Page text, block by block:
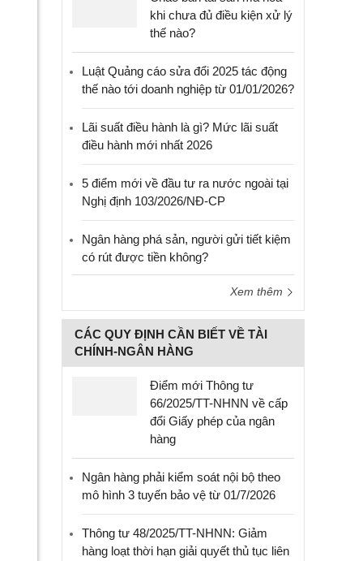
khi chưa đủ điều kiện xử lý
thế nào?
Luật Quảng cáo sửa đổi 2025 tác động
thế nào tới doanh nghiệp từ 01/01/2026?
Lãi suất điều hành là gì? Mức lãi suất
điều hành mới nhất 2026
5 điểm mới về đầu tư ra nước ngoài tại
Nghị định 103/2026/NĐ-CP
Ngân hàng phá sản, người gửi tiết kiệm
có rút được tiền không?
Xem thêm
CÁC QUY ĐỊNH CẦN BIẾT VỀ TÀI
CHÍNH-NGÂN HÀNG
Điểm mới Thông tư
66/2025/TT-NHNN về cấp
đổi Giấy phép của ngân
hàng
Ngân hàng phải kiểm soát nội bộ theo
mô hình 3 tuyến bảo vệ từ 01/7/2026
Thông tư 48/2025/TT-NHNN: Giảm
hàng loạt thời hạn giải quyết thủ tục liên